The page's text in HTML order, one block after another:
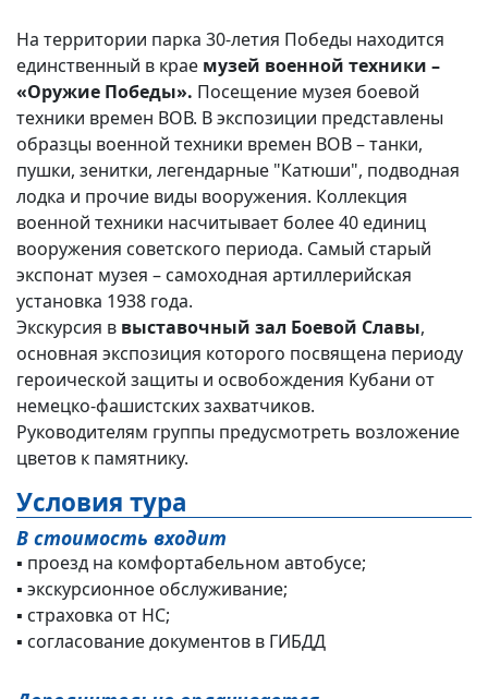
На территории парка 30-летия Победы находится
единственный в крае музей военной техники –
«Оружие Победы». Посещение музея боевой
техники времен ВОВ. В экспозиции представлены
образцы военной техники времен ВОВ – танки,
пушки, зенитки, легендарные "Катюши", подводная
лодка и прочие виды вооружения. Коллекция
военной техники насчитывает более 40 единиц
вооружения советского периода. Самый старый
экспонат музея – самоходная артиллерийская
установка 1938 года.
Экскурсия в выставочный зал Боевой Славы,
основная экспозиция которого посвящена периоду
героической защиты и освобождения Кубани от
немецко-фашистских захватчиков.
Руководителям группы предусмотреть возложение
цветов к памятнику.
Условия тура
В стоимость входит
▪ проезд на комфортабельном автобусе;
▪ экскурсионное обслуживание;
▪ страховка от НС;
▪ согласование документов в ГИБДД